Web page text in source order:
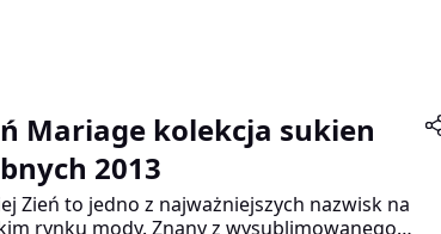
Mariage kolekcja sukien
2013
Zień to jedno z najważniejszych nazwisk na
rynku mody. Znany z wysublimowanego